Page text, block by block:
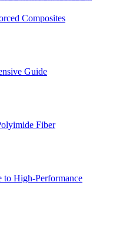
Composites
Guide
Fiber
to High-Performance